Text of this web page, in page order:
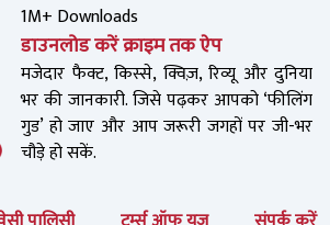
1M+ Downloads
डाउनलोड करें क्राइम तक ऐप
मजेदार फैक्ट, किस्से, क्विज़, रिव्यू और दुनिया
भर की जानकारी. जिसे पढ़कर आपको ‘फीलिंग
गुड’ हो जाए और आप जरूरी जगहों पर जी-भर
चौड़े हो सकें.